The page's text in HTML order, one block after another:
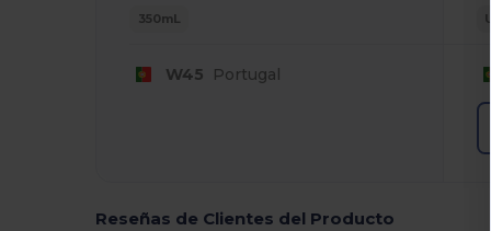
350mL
W45 Portugal
Reseñas de Clientes del Producto